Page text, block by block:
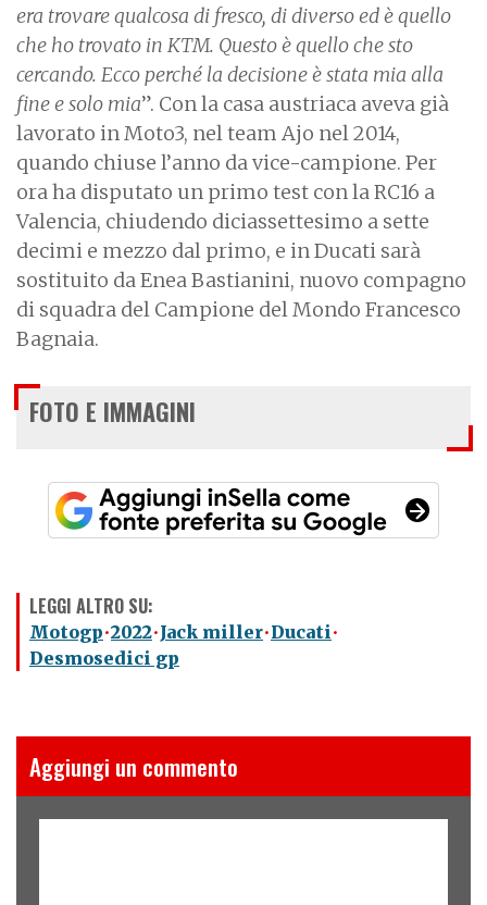
era trovare qualcosa di fresco, di diverso ed è quello
che ho trovato in KTM. Questo è quello che sto
cercando. Ecco perché la decisione è stata mia alla
fine e solo mia”. Con la casa austriaca aveva già
lavorato in Moto3, nel team Ajo nel 2014,
quando chiuse l’anno da vice-campione. Per
ora ha disputato un primo test con la RC16 a
Valencia, chiudendo diciassettesimo a sette
decimi e mezzo dal primo, e in Ducati sarà
sostituito da Enea Bastianini, nuovo compagno
di squadra del Campione del Mondo Francesco
Bagnaia.
FOTO E IMMAGINI
LEGGI ALTRO SU:
Motogp 2022 Jack miller Ducati
Desmosedici gp
Aggiungi un commento